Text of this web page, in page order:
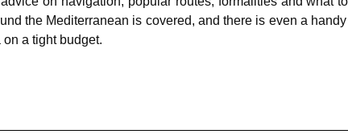
the Mediterranean is covered, and there is even a
a tight budget.